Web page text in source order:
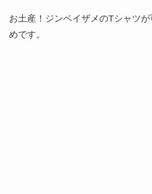
お土産！ジンベイザメのTシャツ
めです。